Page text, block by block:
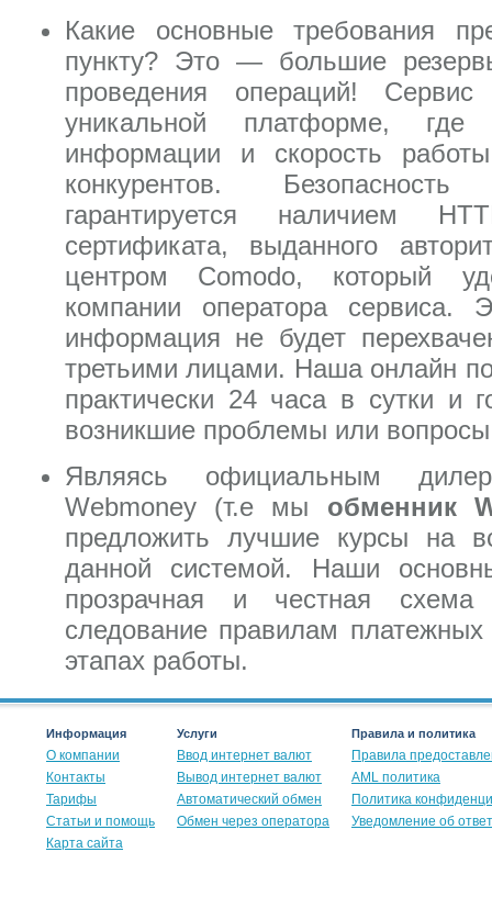
Какие основные требования
пункту? Это — большие
проведения операций!
уникальной платформе, где
информации и скорость работы
конкурентов.
гарантируется наличием
сертификата, выданного
центром Comodo, который
компании оператора сервиса.
информация не будет
третьими лицами. Наша онлайн
практически 24 часа в сутки и
возникшие проблемы или
Являясь официальным
Webmoney (т.е мы обменник
предложить лучшие курсы на
данной системой. Наши
прозрачная и честная схема
следование правилам
этапах работы.
Информация
О компании
Контакты
Тарифы
Статьи и помощь
Карта сайта
Услуги
Ввод интернет валют
Вывод интернет валют
Автоматический обмен
Обмен через оператора
Правила и политика
Правила
AML политика
Политика
Уведомление об